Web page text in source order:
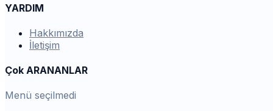
YARDIM
Hakkımızda
İletişim
Çok ARANANLAR
Menü seçilmedi